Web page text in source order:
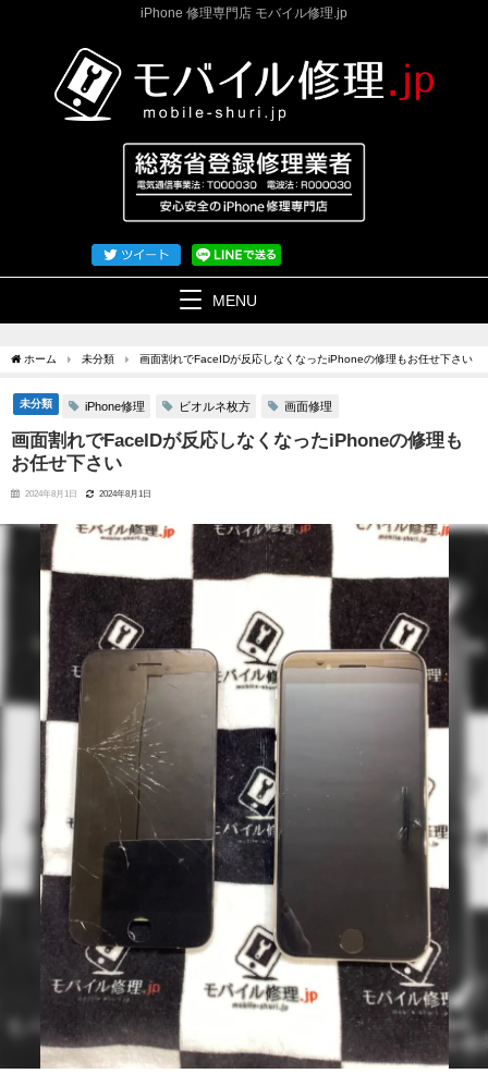
iPhone 修理専門店 モバイル修理.jp
MENU
ホーム 未分類 画面割れでFaceIDが反応しなくなったiPhoneの修理もお任せ下さい
未分類 iPhone修理 ビオルネ枚方 画面修理
画面割れでFaceIDが反応しなくなったiPhoneの修理も
お任せ下さい
2024年8月1日 2024年8月1日